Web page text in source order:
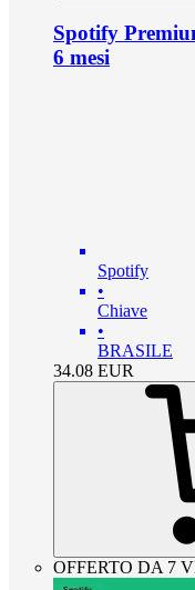
Spotify
6 mesi
Spotify
•
Chiave
•
BRASILE
34.08 EUR
OFFERTO DA 7